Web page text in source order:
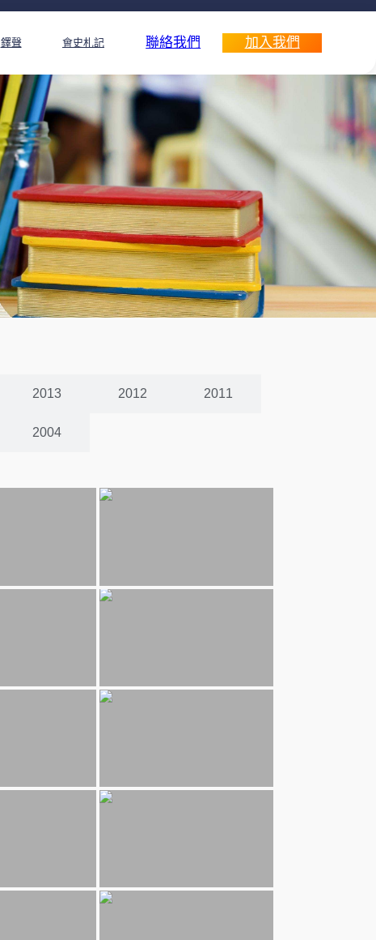
鐸聲 會史札記 聯絡我們 加入我們
2013 2012 2011
2004